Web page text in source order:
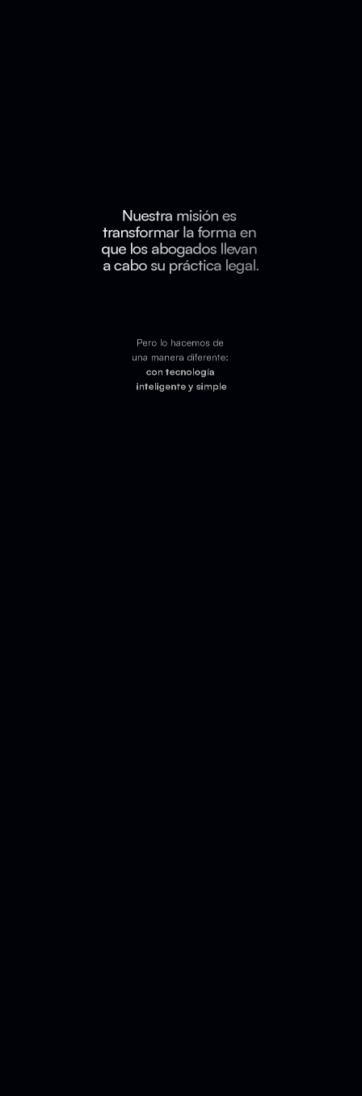
Nuestra misión es
transformar la forma en
que los abogados llevan
a cabo su práctica legal.
Pero lo hacemos de
con tecnología
inteligente y simple